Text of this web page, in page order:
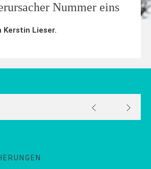
Nummer eins
Kerstin Lieser.